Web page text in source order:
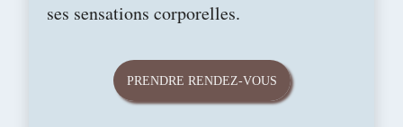
ses sensations corporelles.
PRENDRE RENDEZ-VOUS